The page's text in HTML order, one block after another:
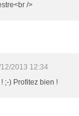
/>
2013 12:34
;-) Profitez bien !